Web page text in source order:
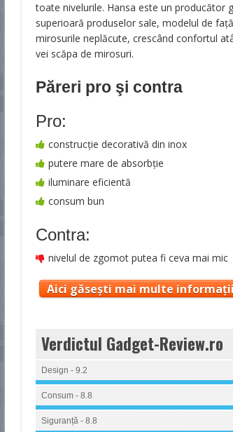
toate nivelurile. Hansa este un producător
superioară produselor sale, modelul de
mirosurile neplăcute, crescând confortul
vei scăpa de mirosuri.
Păreri pro şi contra
Pro:
construcție decorativă din inox
putere mare de absorbție
iluminare eficientă
consum bun
Contra:
nivelul de zgomot putea fi ceva mai mic
Aici găsești mai multe
Verdictul Gadget-Review.ro
Design - 9.2
Consum - 8.8
Siguranță - 8.8